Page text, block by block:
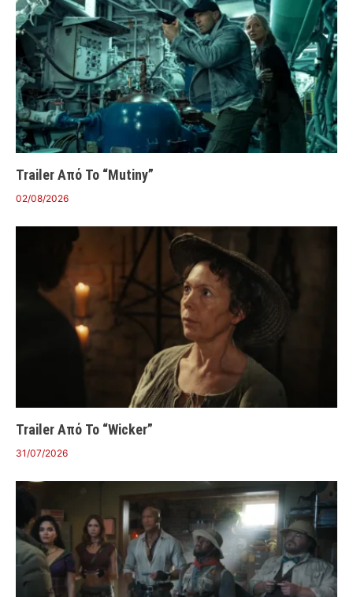
Trailer Από Το “Mutiny”
02/08/2026
Trailer Από Το “Wicker”
31/07/2026